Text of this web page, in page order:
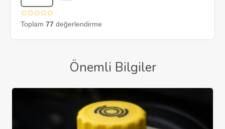
✩✩✩✩✩
Toplam 77 değerlendirme
Önemli Bilgiler